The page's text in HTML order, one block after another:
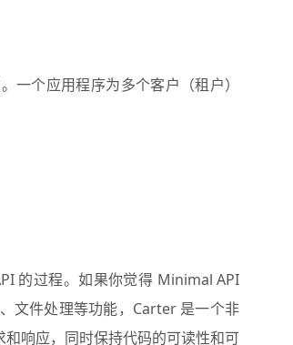
一个应用程序为多个客户（租户）
的过程。如果你觉得 Minimal API
文件处理等功能，Carter 是一个非
响应，同时保持代码的可读性和可